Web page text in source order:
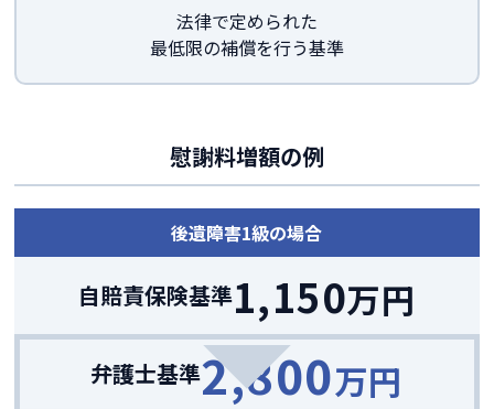
法律で定められた
最低限の補償を行う基準
慰謝料増額の例
後遺障害1級の場合
自賠責保険基準1,150万円
弁護士基準2,800万円